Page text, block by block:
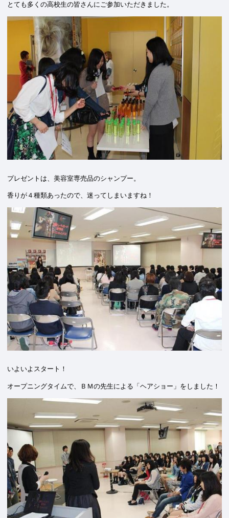
とても多くの高校生の皆さんにご参加いただきました。
プレゼントは、美容室専売品のシャンプー。
香りが４種類あったので、迷ってしまいますね！
いよいよスタート！
オープニングタイムで、ＢＭの先生による「ヘアショー」をしました！